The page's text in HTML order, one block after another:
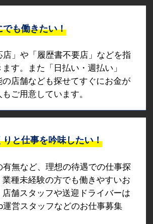
でも働きたい！
店」や「履歴書不要店」などを指
す。また「日払い・週払い」
の店舗なども探せてすぐにお金が
ご用意しています。
りと仕事を吟味したい！
有無など、理想の待遇での仕事探
業種未経験の方でも働きやすいお
店舗スタッフや送迎ドライバーは
運営スタッフなどのお仕事募集